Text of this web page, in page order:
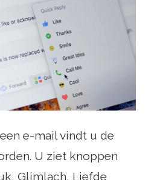
e-mail vindt u de
U ziet knoppen
Glimlach, Liefde